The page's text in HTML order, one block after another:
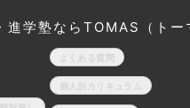
学塾ならTOMAS（トー
よくある質問
個人別カリキュラム